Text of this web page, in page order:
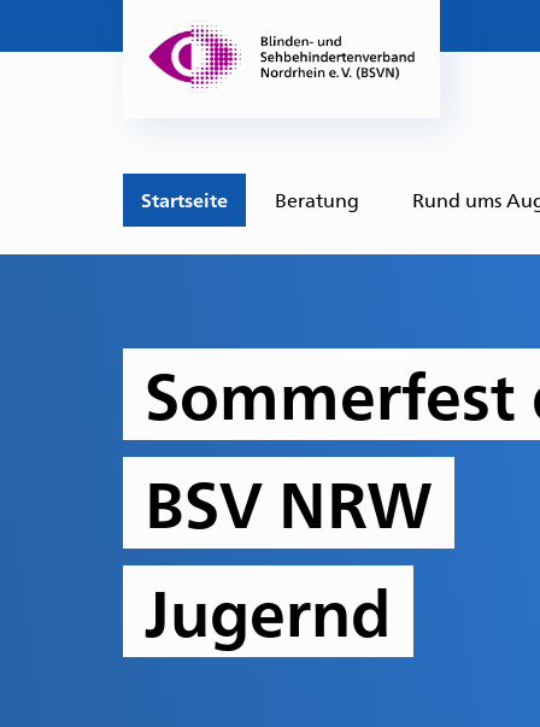
Startseite Beratung Rund ums
Sommerfest
BSV NRW
Jugernd